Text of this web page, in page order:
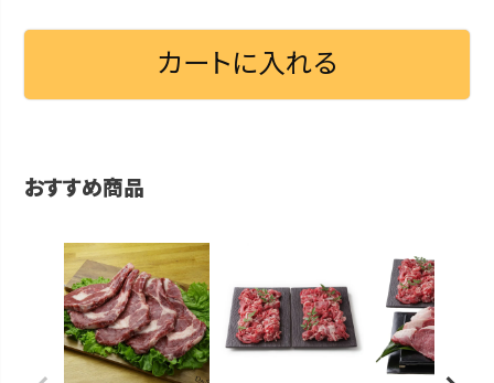
カートに入れる
おすすめ商品